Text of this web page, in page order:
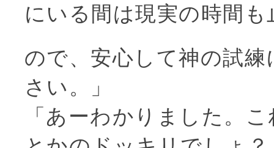
にいる間は現実の時間
ので、安心して神の試練
さい。」
「あーわかりました。